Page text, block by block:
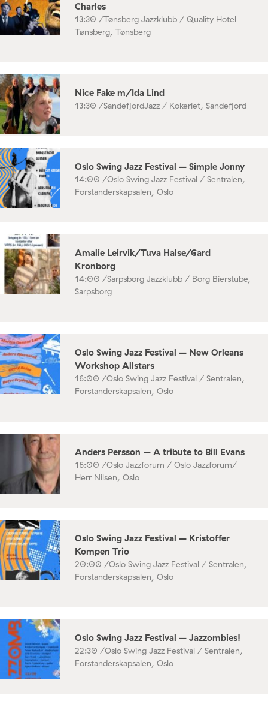
Charles
13:30 /Tønsberg Jazzklubb / Quality Hotel
Tønsberg, Tønsberg
Nice Fake m/Ida Lind
13:30 /SandefjordJazz / Kokeriet, Sandefjord
Oslo Swing Jazz Festival – Simple Jonny
14:00 /Oslo Swing Jazz Festival / Sentralen,
Forstanderskapsalen, Oslo
Amalie Leirvik/Tuva Halse/Gard
Kronborg
14:00 /Sarpsborg Jazzklubb / Borg Bierstube,
Sarpsborg
Oslo Swing Jazz Festival – New Orleans
Workshop Allstars
16:00 /Oslo Swing Jazz Festival / Sentralen,
Forstanderskapsalen, Oslo
Anders Persson – A tribute to Bill Evans
16:00 /Oslo Jazzforum / Oslo Jazzforum/
Herr Nilsen, Oslo
Oslo Swing Jazz Festival – Kristoffer
Kompen Trio
20:00 /Oslo Swing Jazz Festival / Sentralen,
Forstanderskapsalen, Oslo
Oslo Swing Jazz Festival – Jazzombies!
22:30 /Oslo Swing Jazz Festival / Sentralen,
Forstanderskapsalen, Oslo